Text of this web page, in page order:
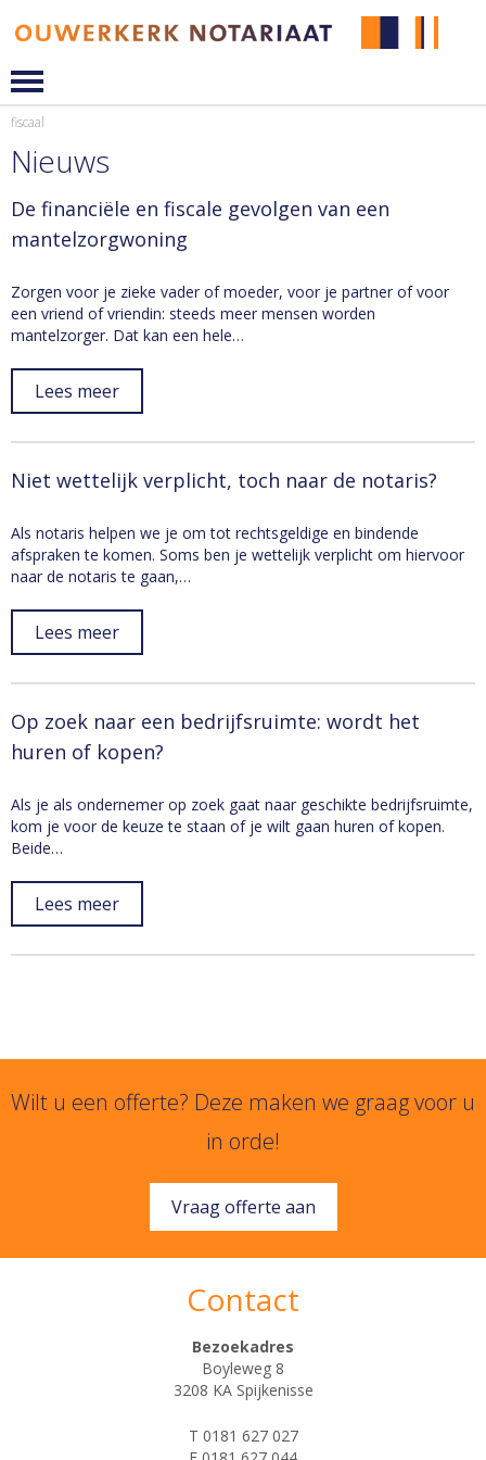
fiscaal
Nieuws
De financiële en fiscale gevolgen van een
mantelzorgwoning
Zorgen voor je zieke vader of moeder, voor je partner of voor
een vriend of vriendin: steeds meer mensen worden
mantelzorger. Dat kan een hele…
Lees meer
Niet wettelijk verplicht, toch naar de notaris?
Als notaris helpen we je om tot rechtsgeldige en bindende
afspraken te komen. Soms ben je wettelijk verplicht om hiervoor
naar de notaris te gaan,…
Lees meer
Op zoek naar een bedrijfsruimte: wordt het
huren of kopen?
Als je als ondernemer op zoek gaat naar geschikte bedrijfsruimte,
kom je voor de keuze te staan of je wilt gaan huren of kopen.
Beide…
Lees meer
Wilt u een offerte? Deze maken we graag voor u
in orde!
Vraag offerte aan
Contact
Bezoekadres
Boyleweg 8
3208 KA Spijkenisse
T 0181 627 027